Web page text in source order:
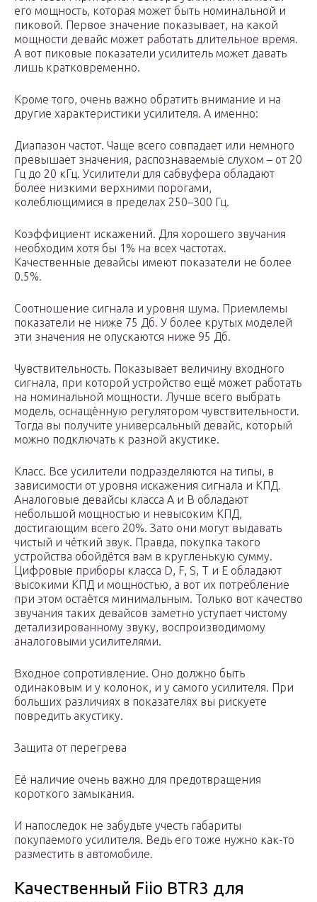
его мощность, которая может быть номинальной и
пиковой. Первое значение показывает, на какой
мощности девайс может работать длительное время.
А вот пиковые показатели усилитель может давать
лишь кратковременно.
Кроме того, очень важно обратить внимание и на
другие характеристики усилителя. А именно:
Диапазон частот. Чаще всего совпадает или немного
превышает значения, распознаваемые слухом – от 20
Гц до 20 кГц. Усилители для сабвуфера обладают
более низкими верхними порогами,
колеблющимися в пределах 250–300 Гц.
Коэффициент искажений. Для хорошего звучания
необходим хотя бы 1% на всех частотах.
Качественные девайсы имеют показатели не более
0.5%.
Соотношение сигнала и уровня шума. Приемлемы
показатели не ниже 75 Дб. У более крутых моделей
эти значения не опускаются ниже 95 Дб.
Чувствительность. Показывает величину входного
сигнала, при которой устройство ещё может работать
на номинальной мощности. Лучше всего выбрать
модель, оснащённую регулятором чувствительности.
Тогда вы получите универсальный девайс, который
можно подключать к разной акустике.
Класс. Все усилители подразделяются на типы, в
зависимости от уровня искажения сигнала и КПД.
Аналоговые девайсы класса A и B обладают
небольшой мощностью и невысоким КПД,
достигающим всего 20%. Зато они могут выдавать
чистый и чёткий звук. Правда, покупка такого
устройства обойдётся вам в кругленькую сумму.
Цифровые приборы класса D, F, S, Т и E обладают
высокими КПД и мощностью, а вот их потребление
при этом остаётся минимальным. Только вот качество
звучания таких девайсов заметно уступает чистому
детализированному звуку, воспроизводимому
аналоговыми усилителями.
Входное сопротивление. Оно должно быть
одинаковым и у колонок, и у самого усилителя. При
больших различиях в показателях вы рискуете
повредить акустику.
Защита от перегрева
Её наличие очень важно для предотвращения
короткого замыкания.
И напоследок не забудьте учесть габариты
покупаемого усилителя. Ведь его тоже нужно как-то
разместить в автомобиле.
Качественный Fiio BTR3 для